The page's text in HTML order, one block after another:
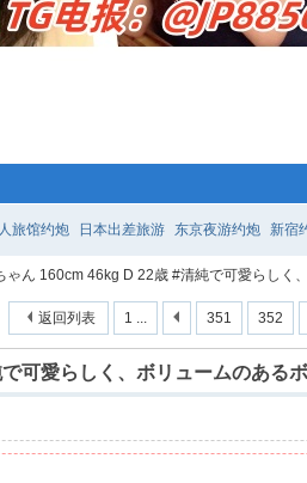
旅馆约炮 日本出差旅游 东京夜游约炮 新宿
ゃん 160cm 46kg D 22歳 #清純で可愛らしく
1 ... 351 352
返回列表
可愛らしく、ボリュームのあるボ